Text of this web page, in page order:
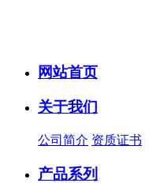
网站首页
关于我们
公司简介 资质证书
产品系列